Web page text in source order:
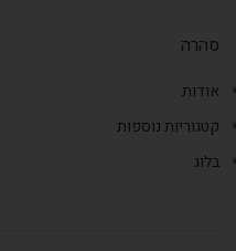
סהרה
אודות
קטגוריות נוספות
בלוג